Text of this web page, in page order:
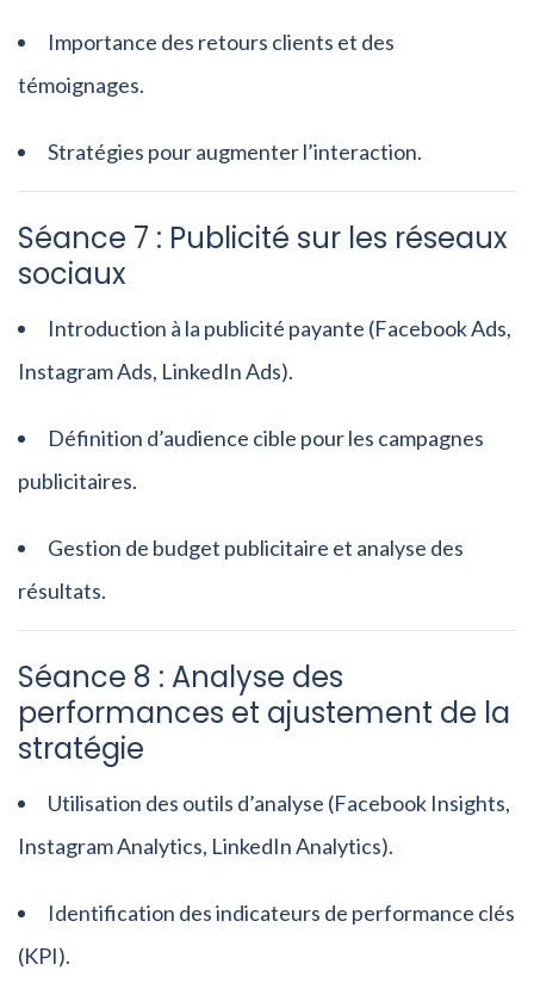
Importance des retours clients et des
témoignages.
Stratégies pour augmenter l’interaction.
Séance 7 : Publicité sur les réseaux
sociaux
Introduction à la publicité payante (Facebook Ads,
Instagram Ads, LinkedIn Ads).
Définition d’audience cible pour les campagnes
publicitaires.
Gestion de budget publicitaire et analyse des
résultats.
Séance 8 : Analyse des
performances et ajustement de la
stratégie
Utilisation des outils d’analyse (Facebook Insights,
Instagram Analytics, LinkedIn Analytics).
Identification des indicateurs de performance clés
(KPI).